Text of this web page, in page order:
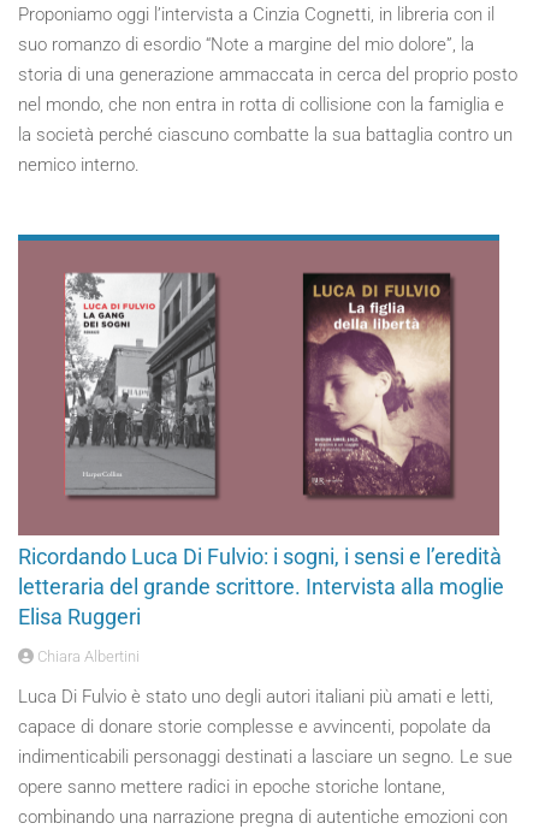
Proponiamo oggi l’intervista a Cinzia Cognetti, in libreria con il
suo romanzo di esordio “Note a margine del mio dolore”, la
storia di una generazione ammaccata in cerca del proprio posto
nel mondo, che non entra in rotta di collisione con la famiglia e
la società perché ciascuno combatte la sua battaglia contro un
nemico interno.
Ricordando Luca Di Fulvio: i sogni, i sensi e l’eredità
letteraria del grande scrittore. Intervista alla moglie
Elisa Ruggeri
Chiara Albertini
Luca Di Fulvio è stato uno degli autori italiani più amati e letti,
capace di donare storie complesse e avvincenti, popolate da
indimenticabili personaggi destinati a lasciare un segno. Le sue
opere sanno mettere radici in epoche storiche lontane,
combinando una narrazione pregna di autentiche emozioni con